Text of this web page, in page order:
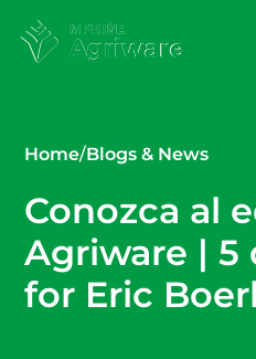
Home/Blogs & News
Conozca al
Agriware | 5
for Eric